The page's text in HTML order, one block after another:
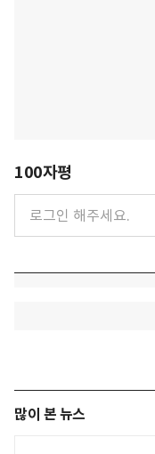
100자평
많이 본 뉴스